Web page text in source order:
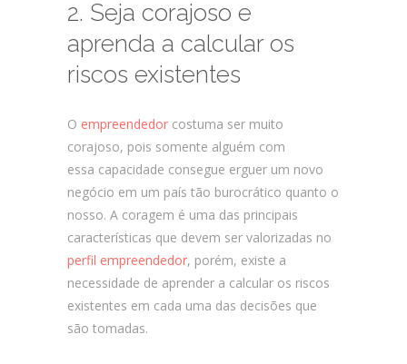
2. Seja corajoso e
aprenda a calcular os
riscos existentes
O empreendedor costuma ser muito
corajoso, pois somente alguém com
essa capacidade consegue erguer um novo
negócio em um país tão burocrático quanto o
nosso. A coragem é uma das principais
características que devem ser valorizadas no
perfil empreendedor, porém, existe a
necessidade de aprender a calcular os riscos
existentes em cada uma das decisões que
são tomadas.